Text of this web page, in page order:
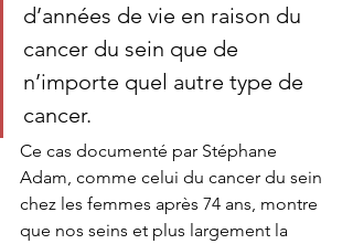
d’années de vie en raison du
cancer du sein que de
n’importe quel autre type de
cancer.
Ce cas documenté par Stéphane
Adam, comme celui du cancer du sein
chez les femmes après 74 ans, montre
que nos seins et plus largement la